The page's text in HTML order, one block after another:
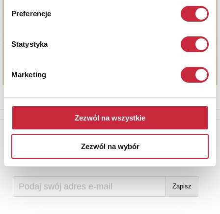
Preferencje
Statystyka
Marketing
Zezwól na wszystkie
Zezwól na wybór
Newsletter
Aby otrzymywać informacje o nowych aukcjach, prosimy podać
adres e-mail